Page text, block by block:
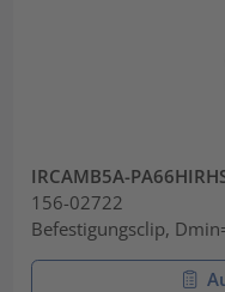
IRCAMB5A-
156-02722
Befestigungsclip,